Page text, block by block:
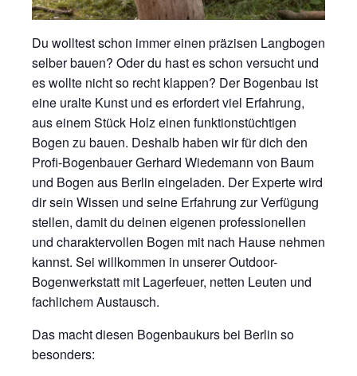
Du wolltest schon immer einen präzisen Langbogen
selber bauen? Oder du hast es schon versucht und
es wollte nicht so recht klappen? Der Bogenbau ist
eine uralte Kunst und es erfordert viel Erfahrung,
aus einem Stück Holz einen funktionstüchtigen
Bogen zu bauen. Deshalb haben wir für dich den
Profi-Bogenbauer Gerhard Wiedemann von Baum
und Bogen aus Berlin eingeladen. Der Experte wird
dir sein Wissen und seine Erfahrung zur Verfügung
stellen, damit du deinen eigenen professionellen
und charaktervollen Bogen mit nach Hause nehmen
kannst. Sei willkommen in unserer Outdoor-
Bogenwerkstatt mit Lagerfeuer, netten Leuten und
fachlichem Austausch.
Das macht diesen Bogenbaukurs bei Berlin so
besonders: